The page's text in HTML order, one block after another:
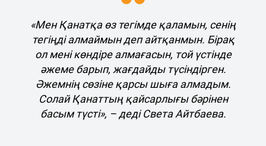
«Мен Қанатқа өз тегімде қаламын, сенің
тегіңді алмаймын деп айтқанмын. Бірақ
ол мені көндіре алмағасын, той үстінде
әжеме барып, жағдайды түсіндірген.
Әжемнің сөзіне қарсы шыға алмадым.
Солай Қанаттың қайсарлығы бәрінен
басым түсті», – деді Света Айтбаева.